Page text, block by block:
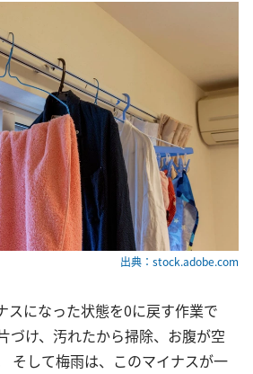
出典：stock.adobe.com
スになった状態を0に戻す作業で
づけ、汚れたから掃除、お腹が空
そして梅雨は、このマイナスが一